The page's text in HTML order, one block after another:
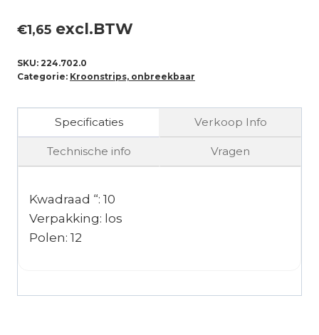
€1,65 excl.BTW
SKU: 224.702.0
Categorie: Kroonstrips, onbreekbaar
Specificaties Verkoop Info
Technische info Vragen
Kwadraad “: 10
Verpakking: los
Polen: 12